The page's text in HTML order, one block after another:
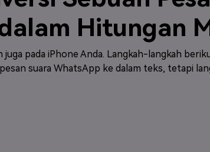
Hitungan
pada iPhone Anda. Langkah-langkah
suara WhatsApp ke dalam teks, tetapi